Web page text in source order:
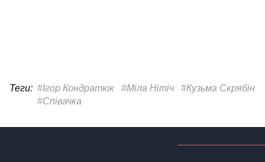
Теги: #Ігор Кондратюк #Міла Нітіч
#Кузьма Скрябін
#Співачка